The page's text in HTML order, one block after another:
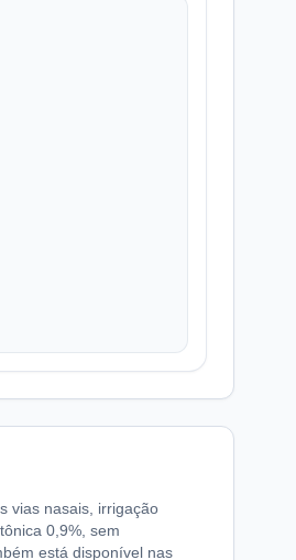
vias nasais, irrigação
0,9%, sem
está disponível nas